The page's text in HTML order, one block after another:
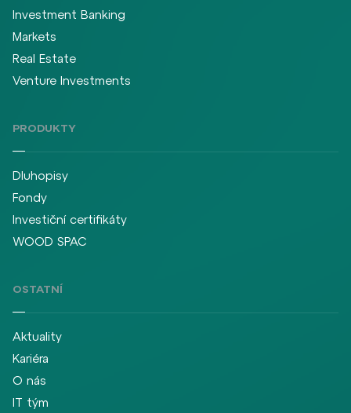
Investment Banking
Markets
Real Estate
Venture Investments
PRODUKTY
Dluhopisy
Fondy
Investiční certifikáty
WOOD SPAC
OSTATNÍ
Aktuality
Kariéra
O nás
IT tým